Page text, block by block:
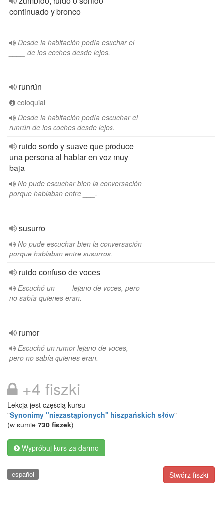
continuado y bronco
Desde la habitación podía esuchar el
____ de los coches desde lejos.
runrún
coloquial
Desde la habitación podía escuchar el
runrún de los coches desde lejos.
ruido sordo y suave que produce
una persona al hablar en voz muy
baja
No pude escuchar bien la conversación
porque hablaban entre ___.
susurro
No pude escuchar bien la conversación
porque hablaban entre susurros.
ruido confuso de voces
Escuchó un ____lejano de voces, pero
no sabía quienes eran.
rumor
Escuchó un rumor lejano de voces,
pero no sabía quienes eran.
+4 fiszki
Lekcja jest częścią kursu
"Synonimy "niezastąpionych" hiszpańskich słów"
(w sumie 730 fiszek)
Wypróbuj kurs za darmo
Stwórz fiszki
español